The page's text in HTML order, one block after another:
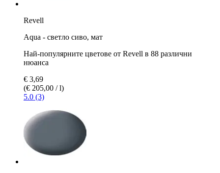
Revell
Aqua - светло сиво, мат
Най-популярните цветове от Revell в 88 различни
нюанса
€ 3,69
(€ 205,00 / l)
5.0 (3)